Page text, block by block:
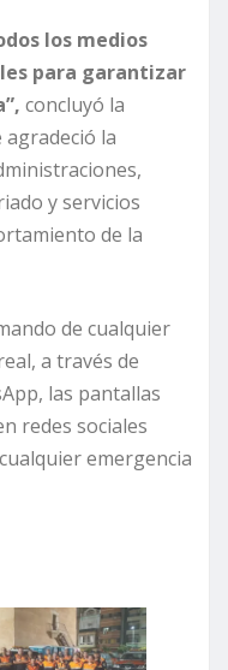
los medios
para garantizar
concluyó la
agradeció la
y servicios
de la
de cualquier
a través de
las pantallas
redes sociales
emergencia